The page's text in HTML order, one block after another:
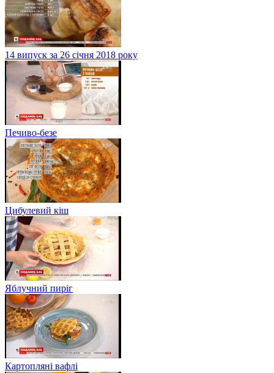
14 випуск за 26 січня 2018 року
Печиво-безе
Цибулевий кіш
Яблучний пиріг
Картопляні вафлі